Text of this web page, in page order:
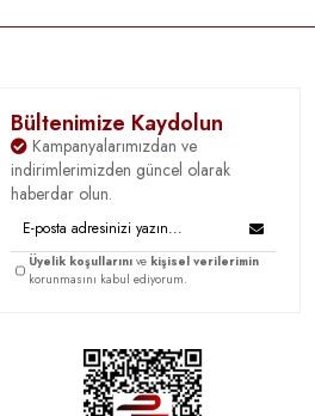
Bültenimize Kaydolun
Kampanyalarımızdan ve
indirimlerimizden güncel olarak
haberdar olun.
Üyelik koşullarını ve kişisel verilerimin
korunmasını kabul ediyorum.